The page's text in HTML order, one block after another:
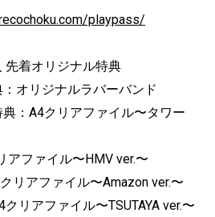
playpass/
先着オリジナル特典
オリジナルラバーバンド
：A4クリアファイル〜タワー
アファイル〜HMV ver.〜
リアファイル〜Amazon ver.〜
クリアファイル〜TSUTAYA ver.〜